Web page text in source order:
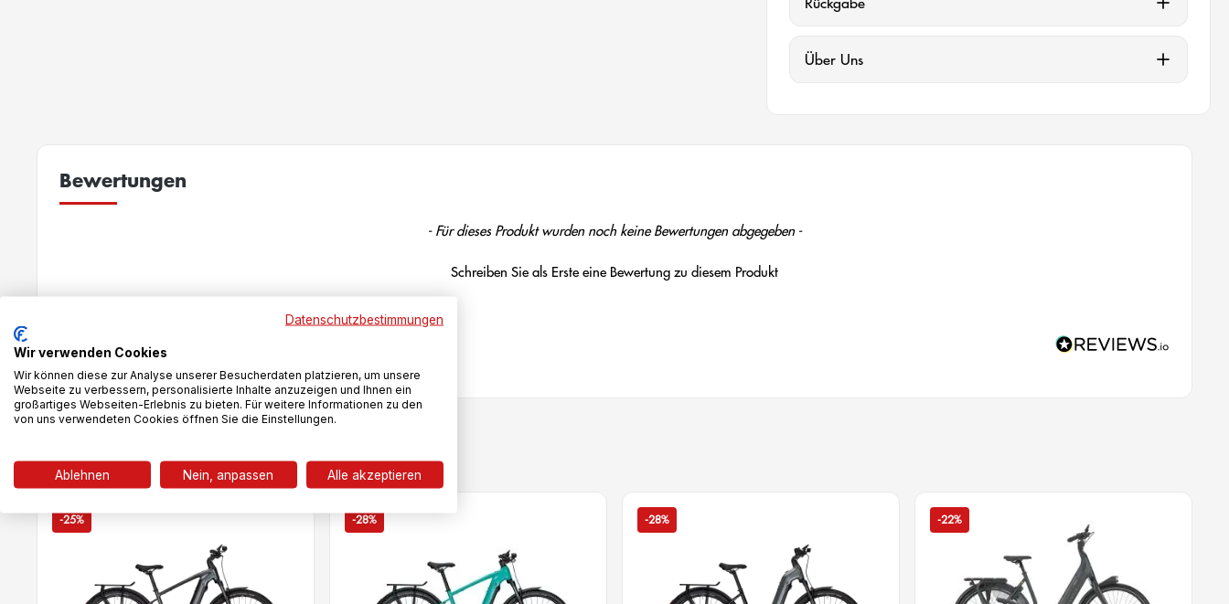
Über Uns
Bewertungen
- Für dieses Produkt wurden noch keine Bewertungen abgegeben -
Schreiben Sie als Erste eine Bewertung zu diesem Produkt
-25% -28% -28% -22%
Datenschutzbestimmungen
Wir verwenden Cookies
Wir können diese zur Analyse unserer Besucherdaten platzieren, um unsere
Webseite zu verbessern, personalisierte Inhalte anzuzeigen und Ihnen ein
großartiges Webseiten-Erlebnis zu bieten. Für weitere Informationen zu den
von uns verwendeten Cookies öffnen Sie die Einstellungen.
Ablehnen Nein, anpassen Alle akzeptieren